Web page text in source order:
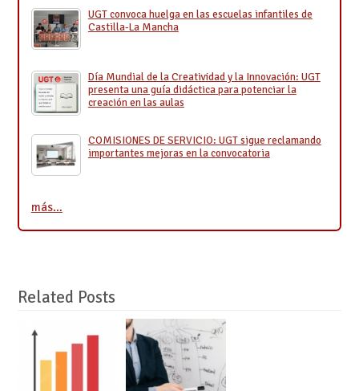
UGT convoca huelga en las escuelas infantiles de
Castilla-La Mancha
Día Mundial de la Creatividad y la Innovación: UGT
presenta una guía didáctica para potenciar la
creación en las aulas
COMISIONES DE SERVICIO: UGT sigue reclamando
importantes mejoras en la convocatoria
más…
Related Posts